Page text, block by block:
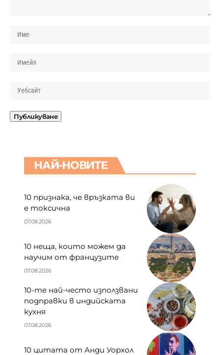
НАЙ-НОВИТЕ
10 признака, че връзката ви
е токсична
07.08.2026
10 неща, които можем да
научим от французите
07.08.2026
10-те най-често използвани
подправки в индийската
кухня
07.08.2026
10 цитата от Анди Уорхол